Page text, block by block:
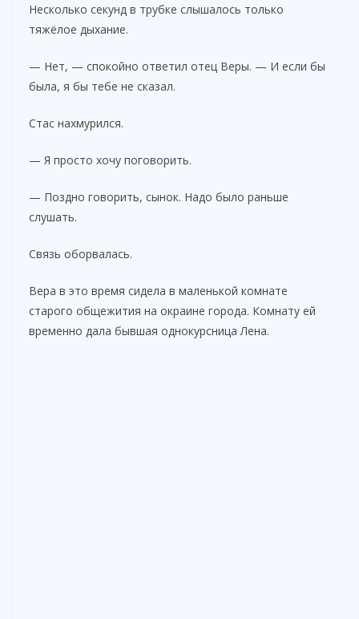
Несколько секунд в трубке слышалось только
тяжёлое дыхание.
— Нет, — спокойно ответил отец Веры. — И если бы
была, я бы тебе не сказал.
Стас нахмурился.
— Я просто хочу поговорить.
— Поздно говорить, сынок. Надо было раньше
слушать.
Связь оборвалась.
Вера в это время сидела в маленькой комнате
старого общежития на окраине города. Комнату ей
временно дала бывшая однокурсница Лена.